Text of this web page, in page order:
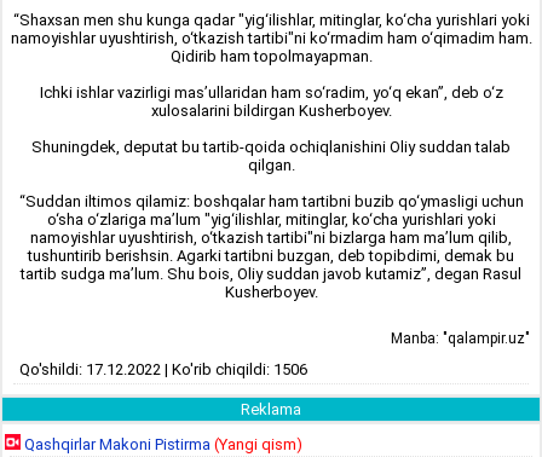
“Shaxsan men shu kunga qadar "yig‘ilishlar, mitinglar, ko‘cha yurishlari yoki
namoyishlar uyushtirish, o‘tkazish tartibi"ni ko‘rmadim ham o‘qimadim ham.
Qidirib ham topolmayapman.
Ichki ishlar vazirligi mas’ullaridan ham so‘radim, yo‘q ekan”, deb o‘z
xulosalarini bildirgan Kusherboyev.
Shuningdek, deputat bu tartib-qoida ochiqlanishini Oliy suddan talab
qilgan.
“Suddan iltimos qilamiz: boshqalar ham tartibni buzib qo‘ymasligi uchun
o‘sha o‘zlariga ma’lum "yig‘ilishlar, mitinglar, ko‘cha yurishlari yoki
namoyishlar uyushtirish, o‘tkazish tartibi"ni bizlarga ham ma’lum qilib,
tushuntirib berishsin. Agarki tartibni buzgan, deb topibdimi, demak bu
tartib sudga ma’lum. Shu bois, Oliy suddan javob kutamiz”, degan Rasul
Kusherboyev.
Manba: "qalampir.uz"
Qo'shildi: 17.12.2022 | Ko'rib chiqildi: 1506
Reklama
Qashqirlar Makoni Pistirma (Yangi qism)